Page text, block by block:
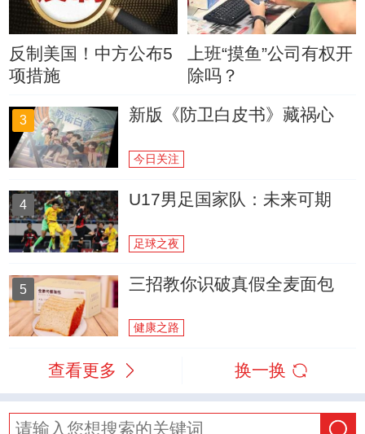
反制美国！中方公布5
项措施
上班“摸鱼”公司有权开
除吗？
3 新版《防卫白皮书》藏祸心
今日关注
4 U17男足国家队：未来可期
足球之夜
5 三招教你识破真假全麦面包
健康之路
查看更多 换一换